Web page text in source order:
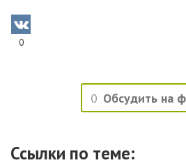
0
0 Обсудить на
Ссылки по теме: